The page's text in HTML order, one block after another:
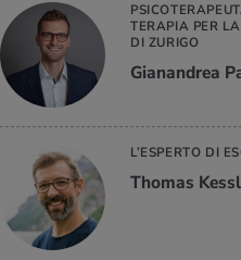
TERAPIA PER
DI ZURIGO
Gianandrea
L’ESPERTO DI
Thomas